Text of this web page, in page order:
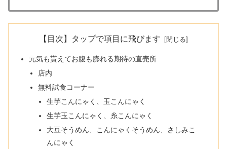
【目次】タップで項目に飛びます
元気も貰えてお腹も膨れる期待の直売所
店内
無料試食コーナー
生芋こんにゃく、玉こんにゃく
生芋玉こんにゃく、糸こんにゃく
大豆そうめん、こんにゃくそうめん、さしみこ
んにゃく